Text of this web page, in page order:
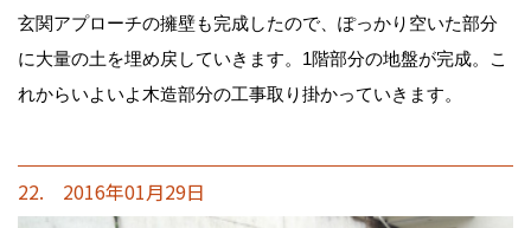
玄関アプローチの擁壁も完成したので、ぽっかり空いた部分
に大量の土を埋め戻していきます。1階部分の地盤が完成。こ
れからいよいよ木造部分の工事取り掛かっていきます。
22. 2016年01月29日